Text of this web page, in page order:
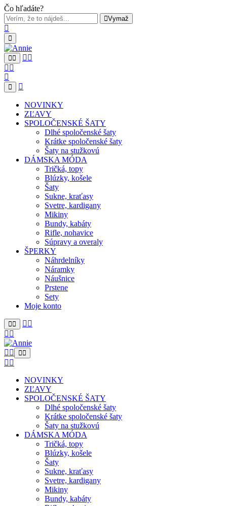
Čo hľadáte?
Vymaž
NOVINKY
ZĽAVY
SPOLOČENSKÉ ŠATY
Dlhé spoločenské šaty
Krátke spoločenské šaty
Šaty na stužkovú
DÁMSKA MÓDA
Tričká, topy
Blúzky, košele
Šaty
Sukne, kraťasy
Svetre, kardigany
Mikiny
Bundy, kabáty
Rifle, nohavice
Súpravy a overaly
ŠPERKY
Náhrdelníky
Náramky
Náušnice
Prstene
Sety
Moje konto
NOVINKY
ZĽAVY
SPOLOČENSKÉ ŠATY
Dlhé spoločenské šaty
Krátke spoločenské šaty
Šaty na stužkovú
DÁMSKA MÓDA
Tričká, topy
Blúzky, košele
Šaty
Sukne, kraťasy
Svetre, kardigany
Mikiny
Bundy, kabáty